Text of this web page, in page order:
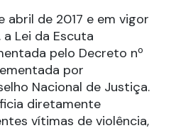
abril de 2017 e em vigor
Lei da Escuta
pelo Decreto nº
por
Nacional de Justiça.
diretamente
vítimas de violência,